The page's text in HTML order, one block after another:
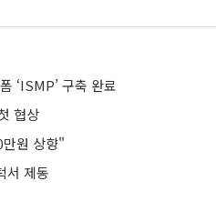
‘ISMP’ 구축 완료
협상
원 상향"
서 제동